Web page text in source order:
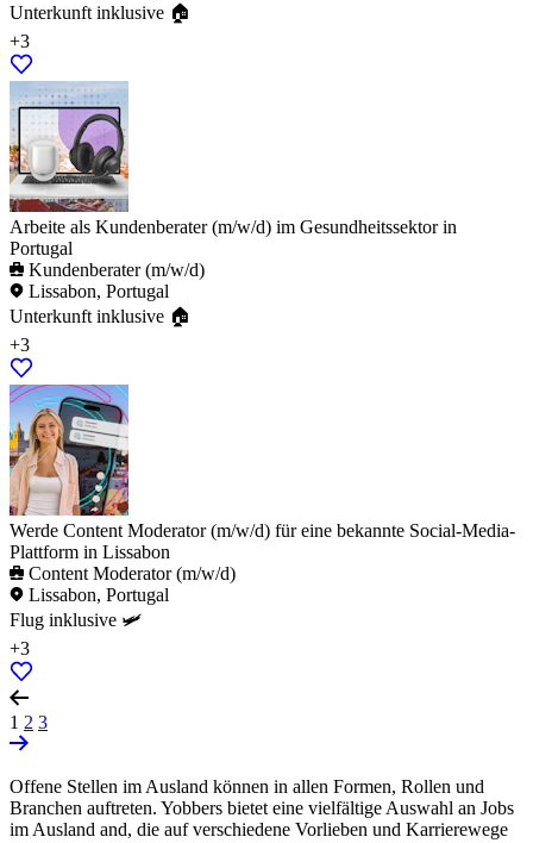
Unterkunft inklusive 🏠
+3
Arbeite als Kundenberater (m/w/d) im Gesundheitssektor in
Portugal
Kundenberater (m/w/d)
Lissabon, Portugal
Unterkunft inklusive 🏠
+3
Werde Content Moderator (m/w/d) für eine bekannte Social-Media-
Plattform in Lissabon
Content Moderator (m/w/d)
Lissabon, Portugal
Flug inklusive 🛩️
+3
1 2 3
Offene Stellen im Ausland können in allen Formen, Rollen und
Branchen auftreten. Yobbers bietet eine vielfältige Auswahl an Jobs
im Ausland and, die auf verschiedene Vorlieben und Karrierewege